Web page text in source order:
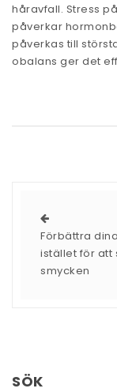
håravfall. Stress
påverkar
påverkas till
obalans ger det
Förbättra
istället för att
smycken
SÖK